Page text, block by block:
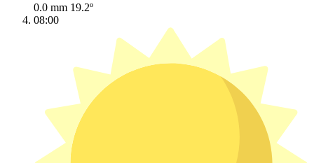
0.0 mm 19.2º
08:00